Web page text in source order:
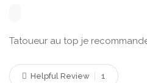
Tatoueur au top je
Helpful Review 1